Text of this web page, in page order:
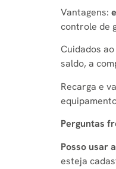
Vantagens:
controle de
Cuidados
saldo, a
Recarga e
Perguntas
Posso usar
esteja